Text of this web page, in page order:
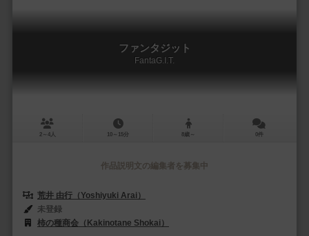
ファンタジット
FantaG.I.T.
2～4人 10～15分 8歳～ 0件
作品説明文の編集者を募集中
荒井 由行（Yoshiyuki Arai）
未登録
柿の種商会（Kakinotane Shokai）